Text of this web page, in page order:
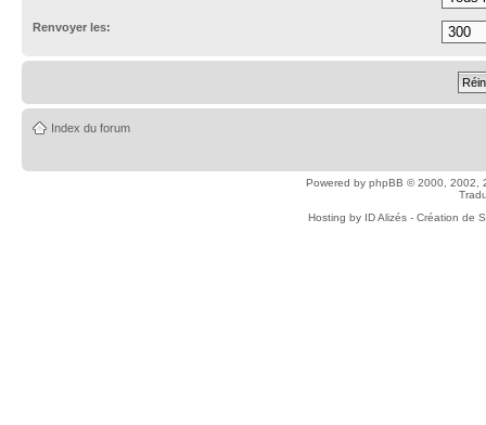
Renvoyer les:
Index du forum
Powered by phpBB © 2000, 2002,
Hosting by ID Alizés - Création de